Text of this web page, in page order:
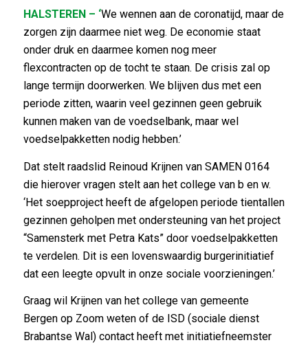
HALSTEREN – ‘We wennen aan de coronatijd, maar de
zorgen zijn daarmee niet weg. De economie staat
onder druk en daarmee komen nog meer
flexcontracten op de tocht te staan. De crisis zal op
lange termijn doorwerken. We blijven dus met een
periode zitten, waarin veel gezinnen geen gebruik
kunnen maken van de voedselbank, maar wel
voedselpakketten nodig hebben.’
Dat stelt raadslid Reinoud Krijnen van SAMEN 0164
die hierover vragen stelt aan het college van b en w.
‘Het soepproject heeft de afgelopen periode tientallen
gezinnen geholpen met ondersteuning van het project
“Samensterk met Petra Kats” door voedselpakketten
te verdelen. Dit is een lovenswaardig burgerinitiatief
dat een leegte opvult in onze sociale voorzieningen.’
Graag wil Krijnen van het college van gemeente
Bergen op Zoom weten of de ISD (sociale dienst
Brabantse Wal) contact heeft met initiatiefneemster